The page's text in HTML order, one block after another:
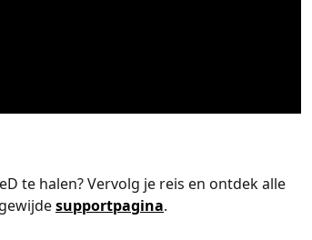
te halen? Vervolg je reis en ontdek alle
supportpagina.